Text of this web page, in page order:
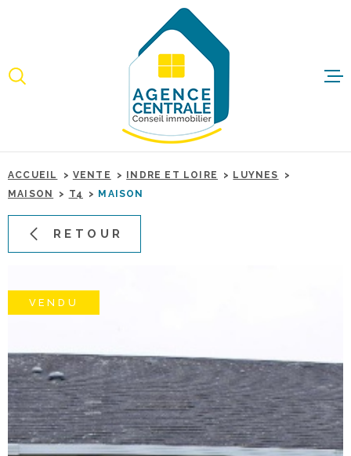
recherche
principal
NOTRE
ACCUEIL VENTE INDRE ET LOIRE
LUYNES
MAISON
T4 MAISON
RETOUR
VENDU